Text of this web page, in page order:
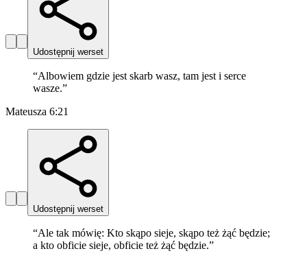
Udostępnij werset
“Albowiem gdzie jest skarb wasz, tam jest i serce
wasze.”
Mateusza 6:21
Udostępnij werset
“Ale tak mówię: Kto skąpo sieje, skąpo też żąć będzie;
a kto obficie sieje, obficie też żąć będzie.”